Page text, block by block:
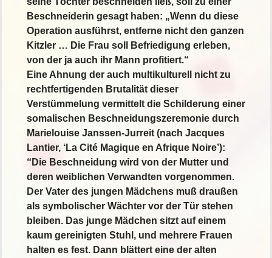
Beschneiderin gesagt haben: „Wenn du diese
Operation ausführst, entferne nicht den ganzen
Kitzler … Die Frau soll Befriedigung erleben,
von der ja auch ihr Mann profitiert.“
Eine Ahnung der auch multikulturell nicht zu
rechtfertigenden Brutalität dieser
Verstümmelung vermittelt die Schilderung einer
somalischen Beschneidungszeremonie durch
Marielouise Janssen-Jurreit (nach Jacques
Lantier, ‘La Cité Magique en Afrique Noire’):
“Die Beschneidung wird von der Mutter und
deren weiblichen Verwandten vorgenommen.
Der Vater des jungen Mädchens muß draußen
als symbolischer Wächter vor der Tür stehen
bleiben. Das junge Mädchen sitzt auf einem
kaum gereinigten Stuhl, und mehrere Frauen
halten es fest. Dann blättert eine der alten